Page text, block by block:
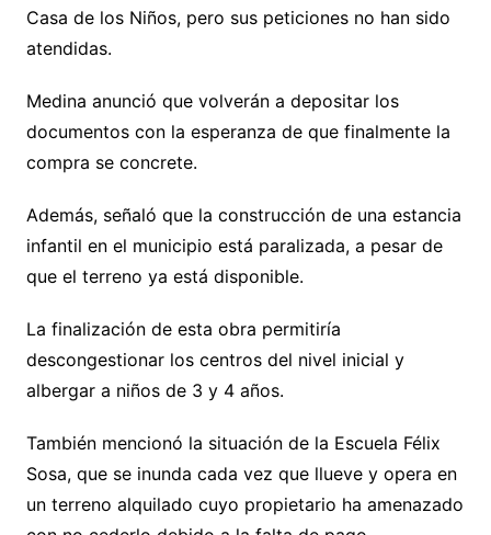
Casa de los Niños, pero sus peticiones no han sido
atendidas.
Medina anunció que volverán a depositar los
documentos con la esperanza de que finalmente la
compra se concrete.
Además, señaló que la construcción de una estancia
infantil en el municipio está paralizada, a pesar de
que el terreno ya está disponible.
La finalización de esta obra permitiría
descongestionar los centros del nivel inicial y
albergar a niños de 3 y 4 años.
También mencionó la situación de la Escuela Félix
Sosa, que se inunda cada vez que llueve y opera en
un terreno alquilado cuyo propietario ha amenazado